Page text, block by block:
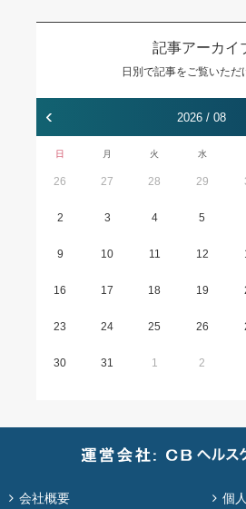
記事アーカイ
日別で記事をご覧いただ
‹ 2026 / 08
日 月 火 水
26 27 28 29
2 3 4 5
9 10 11 12
16 17 18 19
23 24 25 26
30 31 1 2
会社概要 個